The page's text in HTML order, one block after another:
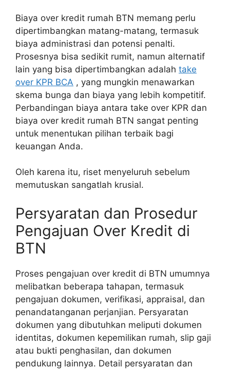
Biaya over kredit rumah BTN memang perlu
dipertimbangkan matang-matang, termasuk
biaya administrasi dan potensi penalti.
Prosesnya bisa sedikit rumit, namun alternatif
lain yang bisa dipertimbangkan adalah take
over KPR BCA , yang mungkin menawarkan
skema bunga dan biaya yang lebih kompetitif.
Perbandingan biaya antara take over KPR dan
biaya over kredit rumah BTN sangat penting
untuk menentukan pilihan terbaik bagi
keuangan Anda.
Oleh karena itu, riset menyeluruh sebelum
memutuskan sangatlah krusial.
Persyaratan dan Prosedur
Pengajuan Over Kredit di
BTN
Proses pengajuan over kredit di BTN umumnya
melibatkan beberapa tahapan, termasuk
pengajuan dokumen, verifikasi, appraisal, dan
penandatanganan perjanjian. Persyaratan
dokumen yang dibutuhkan meliputi dokumen
identitas, dokumen kepemilikan rumah, slip gaji
atau bukti penghasilan, dan dokumen
pendukung lainnya. Detail persyaratan dan